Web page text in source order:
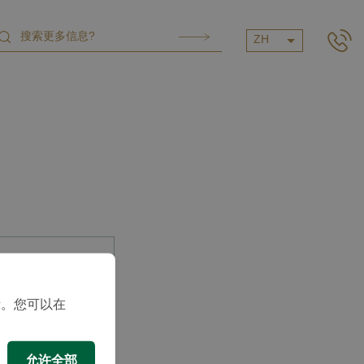
ZH
您可以在
允许全部